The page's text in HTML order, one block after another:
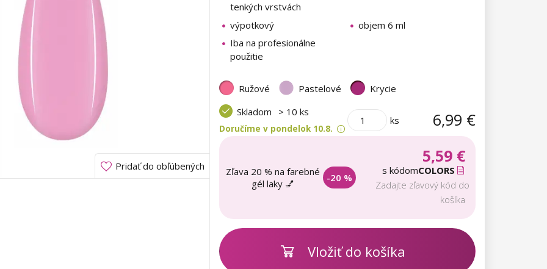
Pridať do obľúbených
tenkých vrstvách
výpotkový
objem 6 ml
Iba na profesionálne
použitie
Ružové Pastelové
Krycie
Skladom
> 10 ks
Doručíme v pondelok 10.8.
ks 6,99 €
Zľava 20 % na farebné
gél laky 💅
-20 %
5,59 €
s kódomCOLORS
Zadajte zľavový kód do
košíka
Vložiť do košíka